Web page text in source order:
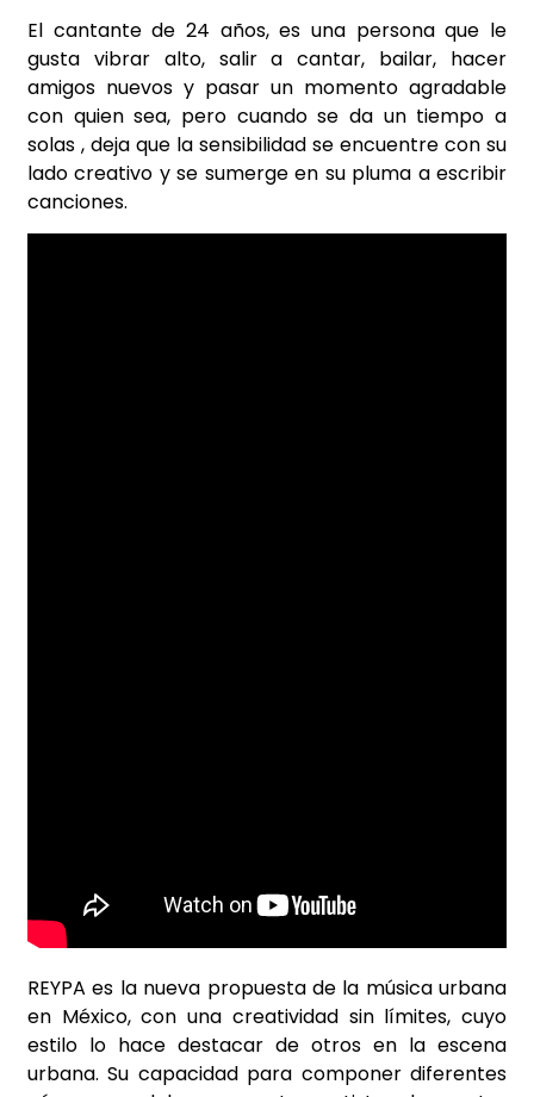
El cantante de 24 años, es una persona que le
gusta vibrar alto, salir a cantar, bailar, hacer
amigos nuevos y pasar un momento agradable
con quien sea, pero cuando se da un tiempo a
solas , deja que la sensibilidad se encuentre con su
lado creativo y se sumerge en su pluma a escribir
canciones.
REYPA es la nueva propuesta de la música urbana
en México, con una creatividad sin límites, cuyo
estilo lo hace destacar de otros en la escena
urbana. Su capacidad para componer diferentes